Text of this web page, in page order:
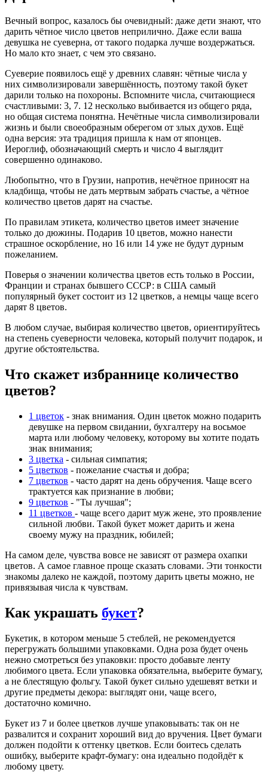
Вечный вопрос, казалось бы очевидный: даже дети знают, что
дарить чётное число цветов неприлично. Даже если ваша
девушка не суеверна, от такого подарка лучше воздержаться.
Но мало кто знает, с чем это связано.
Суеверие появилось ещё у древних славян: чётные числа у
них символизировали завершённость, поэтому такой букет
дарили только на похороны. Вспомните числа, считающиеся
счастливыми: 3, 7. 12 несколько выбивается из общего ряда,
но общая система понятна. Нечётные числа символизировали
жизнь и были своеобразным оберегом от злых духов. Ещё
одна версия: эта традиция пришла к нам от японцев.
Иероглиф, обозначающий смерть и число 4 выглядит
совершенно одинаково.
Любопытно, что в Грузии, напротив, нечётное приносят на
кладбища, чтобы не дать мертвым забрать счастье, а чётное
количество цветов дарят на счастье.
По правилам этикета, количество цветов имеет значение
только до дюжины. Подарив 10 цветов, можно нанести
страшное оскорбление, но 16 или 14 уже не будут дурным
пожеланием.
Поверья о значении количества цветов есть только в России,
Франции и странах бывшего СССР: в США самый
популярный букет состоит из 12 цветков, а немцы чаще всего
дарят 8 цветов.
В любом случае, выбирая количество цветов, ориентируйтесь
на степень суеверности человека, который получит подарок, и
другие обстоятельства.
Что скажет избраннице количество
цветов?
1 цветок - знак внимания. Один цветок можно подарить
девушке на первом свидании, бухгалтеру на восьмое
марта или любому человеку, которому вы хотите подать
знак внимания;
3 цветка - сильная симпатия;
5 цветков - пожелание счастья и добра;
7 цветков - часто дарят на день обручения. Чаще всего
трактуется как признание в любви;
9 цветков - "Ты лучшая";
11 цветков - чаще всего дарит муж жене, это проявление
сильной любви. Такой букет может дарить и жена
своему мужу на праздник, юбилей;
На самом деле, чувства вовсе не зависят от размера охапки
цветов. А самое главное проще сказать словами. Эти тонкости
знакомы далеко не каждой, поэтому дарить цветы можно, не
привязывая числа к чувствам.
Как украшать букет?
Букетик, в котором меньше 5 стеблей, не рекомендуется
перегружать большими упаковками. Одна роза будет очень
нежно смотреться без упаковки: просто добавьте ленту
любимого цвета. Если упаковка обязательна, выберите бумагу,
а не блестящую фольгу. Такой букет сильно удешевят ветки и
другие предметы декора: выглядят они, чаще всего,
достаточно комично.
Букет из 7 и более цветков лучше упаковывать: так он не
развалится и сохранит хороший вид до вручения. Цвет бумаги
должен подойти к оттенку цветков. Если боитесь сделать
ошибку, выберите крафт-бумагу: она идеально подойдёт к
любому цвету.